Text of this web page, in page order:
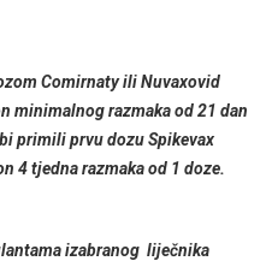
Comirnaty ili Nuvaxovid
minimalnog razmaka od 21 dan
primili prvu dozu Spikevax
4 tjedna razmaka od 1 doze.
izabranog liječnika